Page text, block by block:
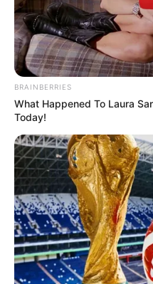
A nyugdíjasok
forintos különbséget is
időszak.
BRAINBERRIES
What Happened To Laura
Today!